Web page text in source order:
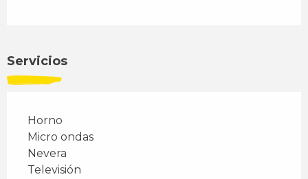
Servicios
Horno
Micro ondas
Nevera
Televisión